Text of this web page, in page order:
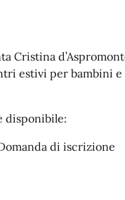
Cristina
estivi per bambini e
disponibile:
di iscrizione